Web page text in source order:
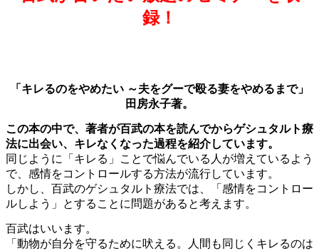
録！
「キレるのをやめたい ～夫をグーで殴る妻をやめるまで」
田房永子著。
この本の中で、著者が百武の本を読んでからゲシュタルト療
法に出会い、キレなくなった過程を紹介しています。
同じように「キレる」ことで悩んでいる人が増えているよう
で、感情をコントロールする方法が流行しています。
しかし、百武のゲシュタルト療法では、「感情をコントロー
ルしよう」とすることに問題があると考えます。
百武はいいます。
「動物が自分を守るために吠える。人間も同じくキレるのは